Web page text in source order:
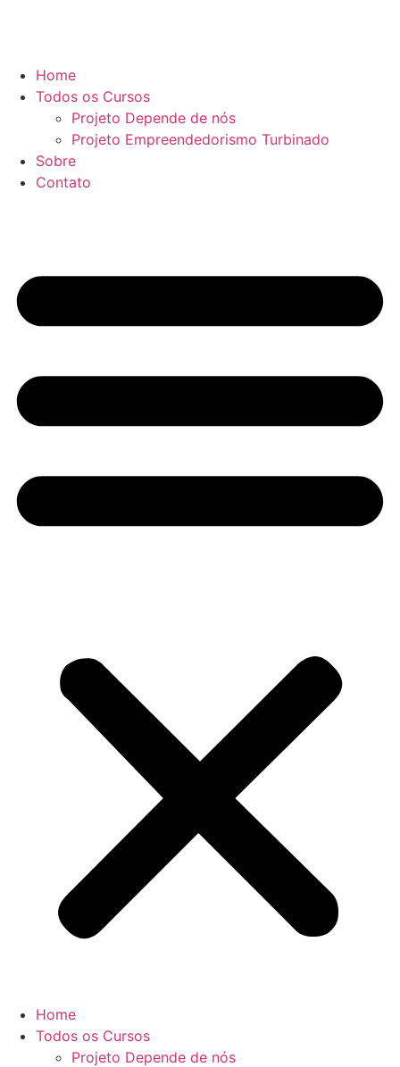
Home
Todos os Cursos
Projeto Depende de nós
Projeto Empreendedorismo Turbinado
Sobre
Contato
Home
Todos os Cursos
Projeto Depende de nós